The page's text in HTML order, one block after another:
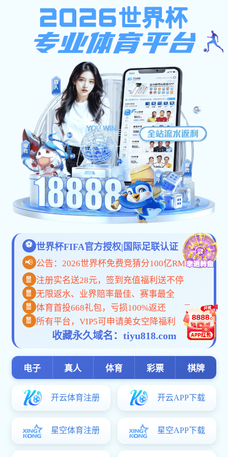
蓝鲸体育足球直播app（中国）
学校概况 机构设置
BTV6体育教学科学研究本科招生
新闻动态
学校要闻
通知公告
基层动态
媒体